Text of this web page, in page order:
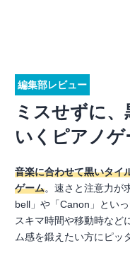
編集部レビュー
ミスせずに
いくピアノゲ
音楽に合わせて黒いタイ
ゲーム。速さと注意力が
bell」や「Canon」とい
スキマ時間や移動時など
ム感を鍛えたい方にピッ